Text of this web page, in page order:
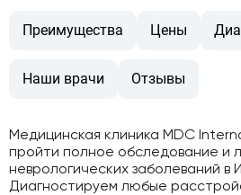
Преимущества Цены
Наши врачи Отзывы
Медицинская клиника MDC
пройти полное обследование и
неврологических заболеваний в
Диагностируем любые